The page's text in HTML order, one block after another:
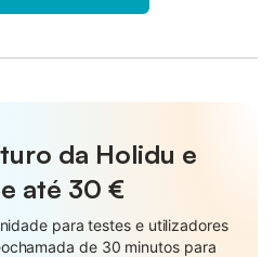
da Holidu e
até 30 €
para testes e utilizadores
de 30 minutos para